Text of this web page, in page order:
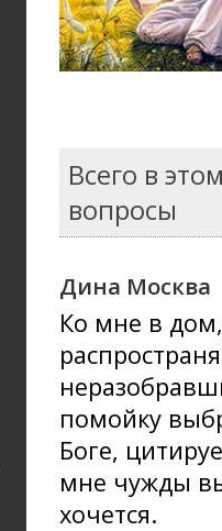
Всего в
вопросы
Дина Москва
Ко мне в
помойку
Боге,
мне чужды
хочется.